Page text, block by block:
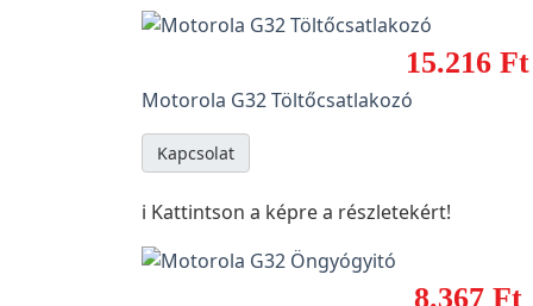
15.216 Ft
Motorola G32 Töltőcsatlakozó
Kapcsolat
ℹ️ Kattintson a képre a részletekért!
8.367 Ft